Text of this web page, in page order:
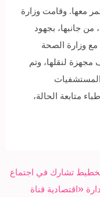
معها. وقامت وزارة
من جانبها، بجهود
مع وزارة الصحة
لنقلها، وتم
المستشفيات
متابعة الحالة،
تشارك في اجتماع
«اقتصادية قناة